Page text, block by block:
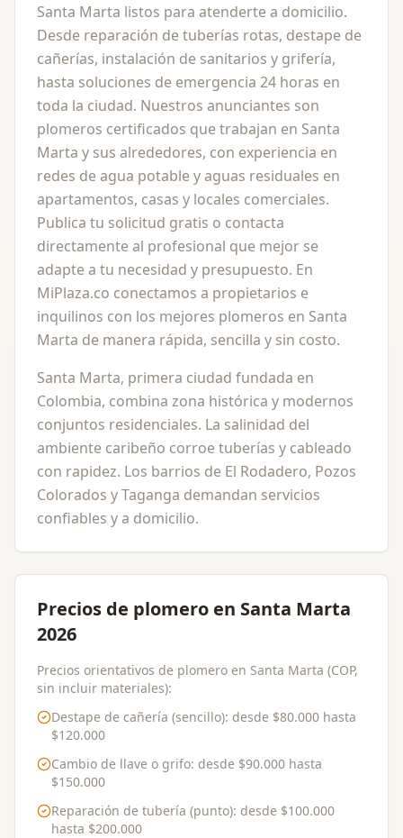
Santa Marta listos para atenderte a domicilio.
Desde reparación de tuberías rotas, destape de
cañerías, instalación de sanitarios y grifería,
hasta soluciones de emergencia 24 horas en
toda la ciudad. Nuestros anunciantes son
plomeros certificados que trabajan en Santa
Marta y sus alrededores, con experiencia en
redes de agua potable y aguas residuales en
apartamentos, casas y locales comerciales.
Publica tu solicitud gratis o contacta
directamente al profesional que mejor se
adapte a tu necesidad y presupuesto. En
MiPlaza.co conectamos a propietarios e
inquilinos con los mejores plomeros en Santa
Marta de manera rápida, sencilla y sin costo.
Santa Marta, primera ciudad fundada en
Colombia, combina zona histórica y modernos
conjuntos residenciales. La salinidad del
ambiente caribeño corroe tuberías y cableado
con rapidez. Los barrios de El Rodadero, Pozos
Colorados y Taganga demandan servicios
confiables y a domicilio.
Precios de plomero en Santa Marta
2026
Precios orientativos de plomero en Santa Marta (COP,
sin incluir materiales):
Destape de cañería (sencillo): desde $80.000 hasta
$120.000
Cambio de llave o grifo: desde $90.000 hasta
$150.000
Reparación de tubería (punto): desde $100.000
hasta $200.000